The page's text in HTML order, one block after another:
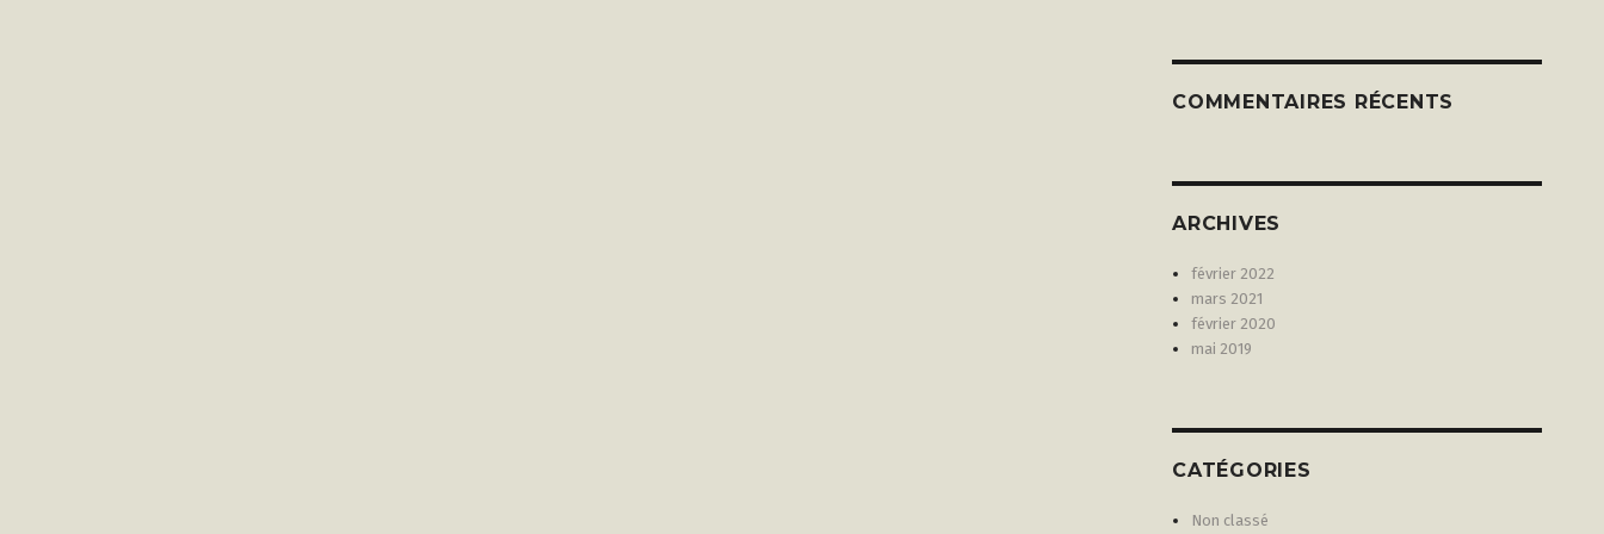
COMMENTAIRES RÉCENTS
ARCHIVES
février 2022
mars 2021
février 2020
mai 2019
CATÉGORIES
Non classé